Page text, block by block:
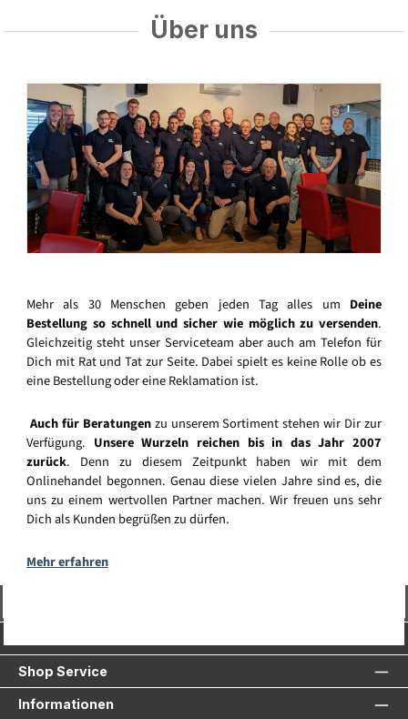
Über uns
Mehr als 30 Menschen geben jeden Tag alles um Deine
Bestellung so schnell und sicher wie möglich zu versenden.
Gleichzeitig steht unser Serviceteam aber auch am Telefon für
Dich mit Rat und Tat zur Seite. Dabei spielt es keine Rolle ob es
eine Bestellung oder eine Reklamation ist.
Auch für Beratungenzu unserem Sortiment stehen wir Dir zur
Verfügung. Unsere Wurzeln reichen bis in das Jahr 2007
zurück. Denn zu diesem Zeitpunkt haben wir mit dem
Onlinehandel begonnen. Genau diese vielen Jahre sind es, die
uns zu einem wertvollen Partner machen. Wir freuen uns sehr
Dich als Kunden begrüßen zu dürfen.
Mehr erfahren
Shop Service
Informationen